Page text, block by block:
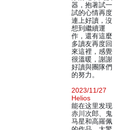
器，抱著試一
試的心情再度
連上好讀，沒
想到繼續運
作，還有這麼
多讀友再度回
來這裡，感覺
很溫暖，謝謝
好讀與團隊們
的努力。
2023/11/27
Helios
能在这里发现
赤川次郎、鬼
马星和高羅佩